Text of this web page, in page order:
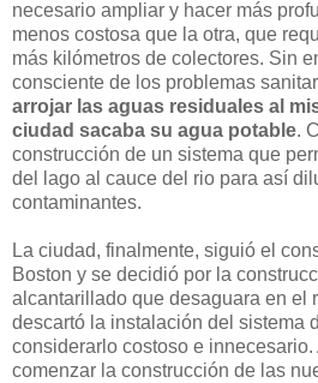
necesario ampliar y hacer más
menos costosa que la otra, que
más kilómetros de colectores. Sin
consciente de los problemas
arrojar las aguas residuales al
ciudad sacaba su agua potable.
construcción de un sistema que
del lago al cauce del rio para así
contaminantes.
La ciudad, finalmente, siguió el
Boston y se decidió por la
alcantarillado que desaguara en el
descartó la instalación del sistema
considerarlo costoso e
comenzar la construcción de las